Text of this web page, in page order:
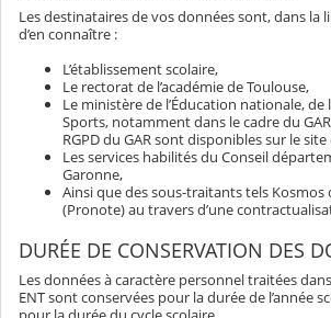
Les destinataires de vos données sont, dans la
d’en connaître :
L’établissement scolaire,
Le rectorat de l’académie de Toulouse,
Le ministère de l’Éducation nationale, de
Sports, notamment dans le cadre du
RGPD du GAR sont disponibles sur le site
Les services habilités du Conseil
Garonne,
Ainsi que des sous-traitants tels Kosmos
(Pronote) au travers d’une
DURÉE DE CONSERVATION DES
Les données à caractère personnel traitées
ENT sont conservées pour la durée de l’année